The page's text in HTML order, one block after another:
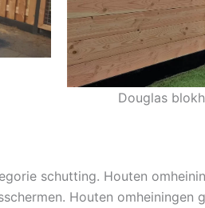
Douglas
schutting. Houten
Houten omheiningen